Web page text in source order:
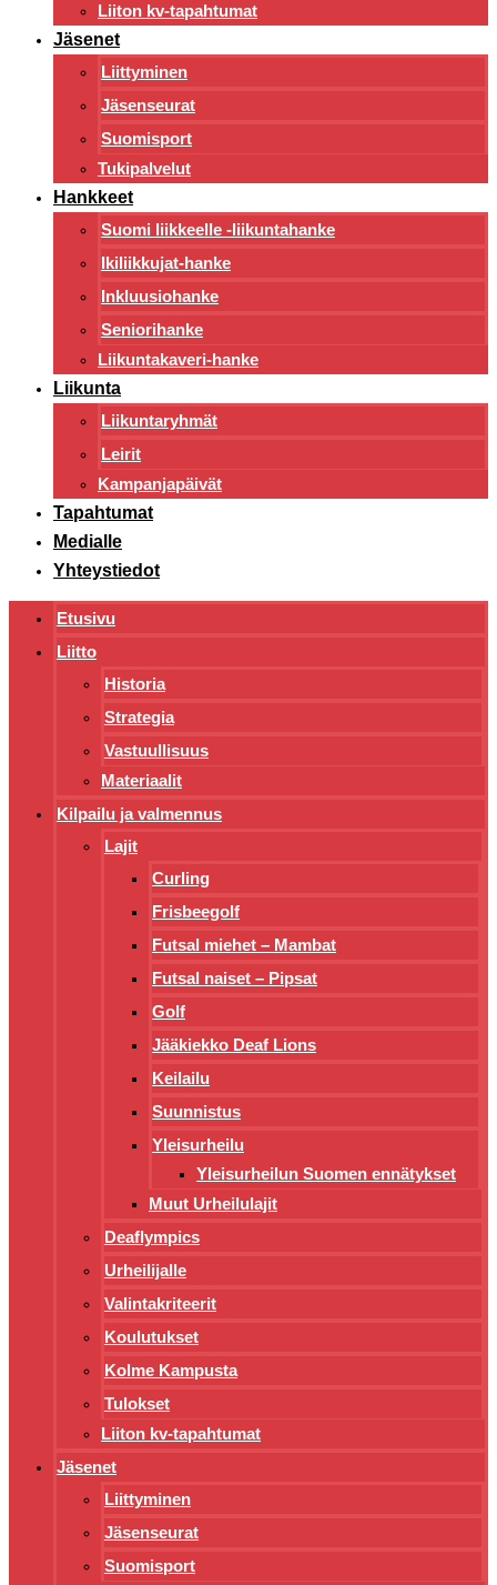
Liiton kv-tapahtumat
Jäsenet
Liittyminen
Jäsenseurat
Suomisport
Tukipalvelut
Hankkeet
Suomi liikkeelle -liikuntahanke
Ikiliikkujat-hanke
Inkluusiohanke
Seniorihanke
Liikuntakaveri-hanke
Liikunta
Liikuntaryhmät
Leirit
Kampanjapäivät
Tapahtumat
Medialle
Yhteystiedot
Etusivu
Liitto
Historia
Strategia
Vastuullisuus
Materiaalit
Kilpailu ja valmennus
Lajit
Curling
Frisbeegolf
Futsal miehet – Mambat
Futsal naiset – Pipsat
Golf
Jääkiekko Deaf Lions
Keilailu
Suunnistus
Yleisurheilu
Yleisurheilun Suomen ennätykset
Muut Urheilulajit
Deaflympics
Urheilijalle
Valintakriteerit
Koulutukset
Kolme Kampusta
Tulokset
Liiton kv-tapahtumat
Jäsenet
Liittyminen
Jäsenseurat
Suomisport